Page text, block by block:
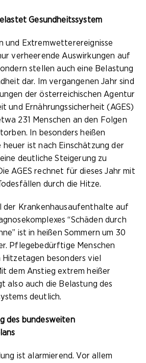
Gesundheitssystem
und Extremwetterereignisse
verheerende Auswirkungen auf
stellen auch eine Belastung
dar. Im vergangenen Jahr sind
der österreichischen Agentur
und Ernährungssicherheit (AGES)
231 Menschen an den Folgen
In besonders heißen
heuer ist nach Einschätzung der
deutliche Steigerung zu
AGES rechnet für dieses Jahr mit
durch die Hitze.
der Krankenhausaufenthalte auf
“Schäden durch
ist in heißen Sommern um 30
Pflegebedürftige Menschen
besonders viel
dem Anstieg extrem heißer
also auch die Belastung des
deutlich.
des bundesweiten
ist alarmierend. Vor allem